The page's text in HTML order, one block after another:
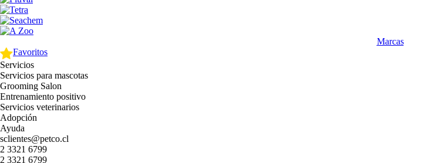
Marcas
Favoritos
Servicios
Servicios para mascotas
Grooming Salon
Entrenamiento positivo
Servicios veterinarios
Adopción
Ayuda
sclientes@petco.cl
2 3321 6799
2 3321 6799